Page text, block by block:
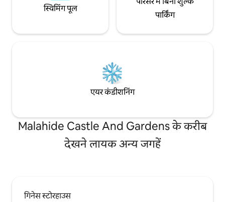
स्विमिंग पूल
पार्किंग
एयर कंडीशनिंग
Malahide Castle And Gardens के करीब
देखने लायक अन्य जगहें
गिनेस स्टोरहाउस